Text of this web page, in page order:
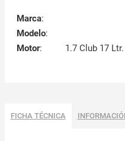
Marca:
Modelo:
Motor:
1.7 Club 17
FICHA TÉCNICA